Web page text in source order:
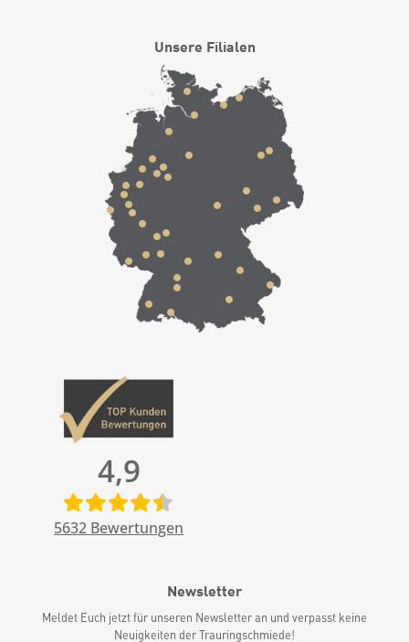
Unsere Filialen
4,9
5632 Bewertungen
Newsletter
Meldet Euch jetzt für unseren Newsletter an und verpasst keine
Neuigkeiten der Trauringschmiede!